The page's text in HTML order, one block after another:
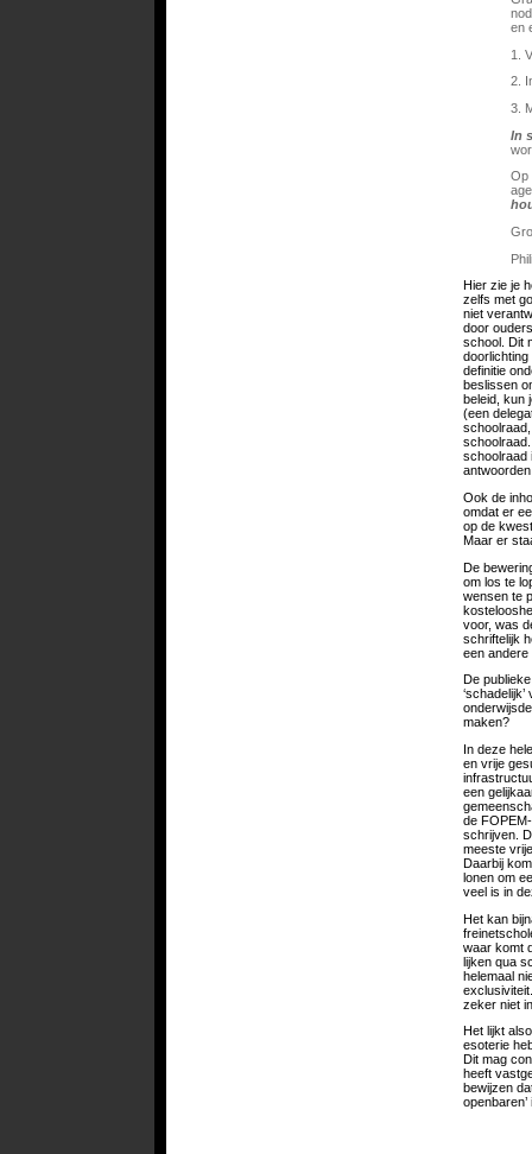
en
1.
2.
3.
In
Op
Hier zie je
zelfs met
niet
door
school. Dit
doorlichting
definitie
beslissen
beleid, kun
(een
schoolraad
Ook de
omdat er
op de
Maar er
De
om los te
wensen te
voor, was
schriftelijk
een andere
De
maken?
In deze
en vrije
een
de
schrijven.
meeste
Daarbij
lonen om
veel is in
Het kan
waar komt
lijken qua
helemaal
zeker niet
Het lijkt
esoterie
Dit mag
heeft
bewijzen